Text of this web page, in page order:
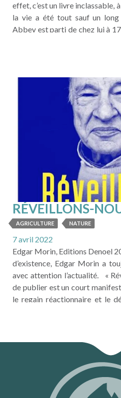
effet, c’est un livre inclassable,
la vie a été tout sauf un long
Abbey est parti de chez lui à
américain en stop, a été deux
LIRE LA
RÉVEILLONS-
AGRICULTURE NATURE
7 avril 2022
Edgar Morin, Editions Denoel
d’existence, Edgar Morin a
avec attention l’actualité. «
de publier est un court
le regain réactionnaire et le
Révolution de 1789, deux
LIRE LA